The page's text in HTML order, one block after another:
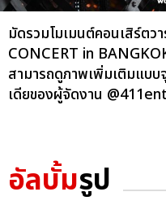
มัดรวมโมเมนต์คอนเสิร์ตว
CONCERT in
สามารถดูภาพเพิ่มเติมแบบ
เดียของผู้จัดงาน
อัลบั้มรูป